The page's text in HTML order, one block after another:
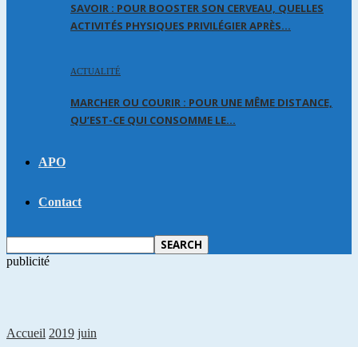
SAVOIR : POUR BOOSTER SON CERVEAU, QUELLES
ACTIVITÉS PHYSIQUES PRIVILÉGIER APRÈS…
ACTUALITÉ
MARCHER OU COURIR : POUR UNE MÊME DISTANCE,
QU’EST-CE QUI CONSOMME LE…
APO
Contact
publicité
Accueil 2019 juin